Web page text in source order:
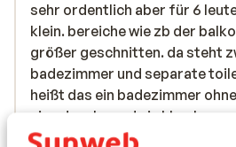
sehr ordentlich aber für 6
klein. bereiche wie zb der
größer geschnitten. da steht
badezimmer und separate
heißt das ein badezimmer
eine dusche und ein klo ohne
jediglich ein bad war voll
sehr ordentlich aber für 6
klein. bereiche wie zb der
größer geschnitten. da steht
badezimmer und separate
heißt das ein badezimmer
eine dusche und ein klo ohne
jediglich ein bad...